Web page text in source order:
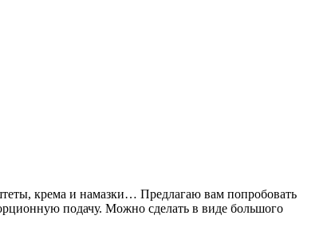
крема и намазки… Предлагаю вам попробовать
подачу. Можно сделать в виде большого